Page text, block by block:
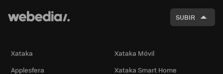
SUBIR
Xataka
Xataka Móvil
Applesfera
Xataka Smart Home